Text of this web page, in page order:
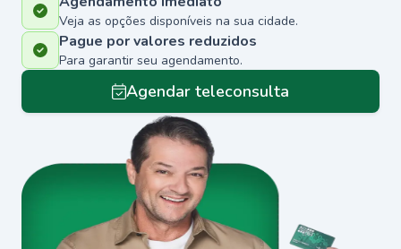
Veja as opções disponíveis na sua cidade.
Pague por valores reduzidos
Para garantir seu agendamento.
Agendar teleconsulta